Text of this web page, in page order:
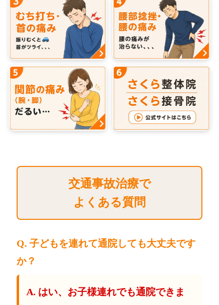
交通事故治療で
よくある質問
Q. 子どもを連れて通院しても大丈夫です
か？
A. はい、お子様連れでも通院できま